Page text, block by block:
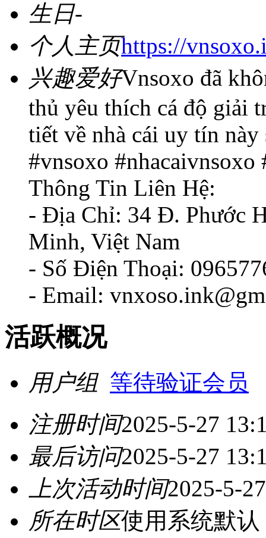
生日-
个人主页https://
兴趣爱好Vnsoxo đã
thủ yêu thích cá độ giải
tiết về nhà cái uy tín này
#vnsoxo
Thông Tin Liên Hệ:
- Địa Chỉ: 34 Đ. Phước
Minh, Việt Nam
- Số Điện Thoại:
- Email:
活跃概况
用户组 等待验证会员
注册时间2025-5-27
最后访问2025-5-27
上次活动时间2025-5-
所在时区使用系统默认